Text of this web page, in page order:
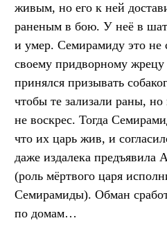
живым, но его к ней
раненым в бою. У неё в
и умер. Семирамиду это не
своему придворному
принялся призывать
чтобы те зализали раны,
не воскрес. Тогда
что их царь жив, и
даже издалека предъявила
(роль мёртвого царя
Семирамиды). Обман
по домам…